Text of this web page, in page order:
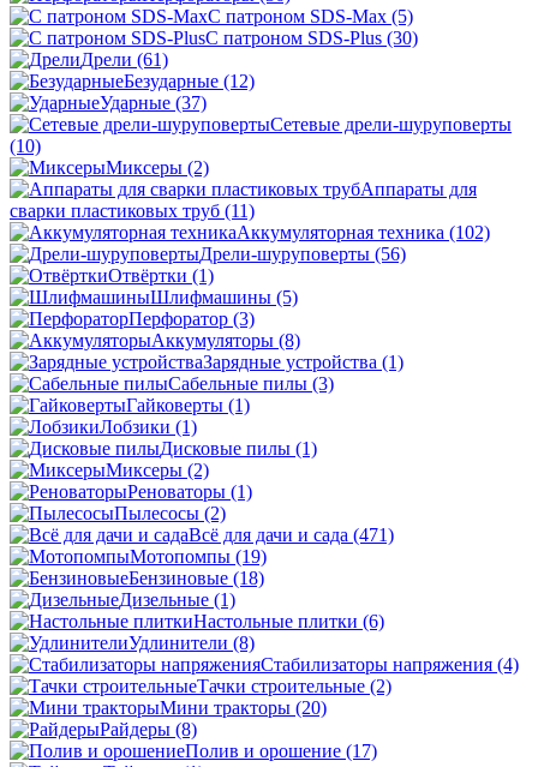
С патроном SDS-Max (5)
С патроном SDS-Plus (30)
Дрели (61)
Безударные (12)
Ударные (37)
Сетевые дрели-шуруповерты
(10)
Миксеры (2)
Аппараты для
сварки пластиковых труб (11)
Аккумуляторная техника (102)
Дрели-шуруповерты (56)
Отвёртки (1)
Шлифмашины (5)
Перфоратор (3)
Аккумуляторы (8)
Зарядные устройства (1)
Сабельные пилы (3)
Гайковерты (1)
Лобзики (1)
Дисковые пилы (1)
Миксеры (2)
Реноваторы (1)
Пылесосы (2)
Всё для дачи и сада (471)
Мотопомпы (19)
Бензиновые (18)
Дизельные (1)
Настольные плитки (6)
Удлинители (8)
Стабилизаторы напряжения (4)
Тачки строительные (2)
Мини тракторы (20)
Райдеры (8)
Полив и орошение (17)